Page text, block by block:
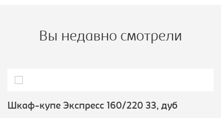
Вы недавно смотрели
Шкаф-купе Экспресс 160/220 ЗЗ, дуб